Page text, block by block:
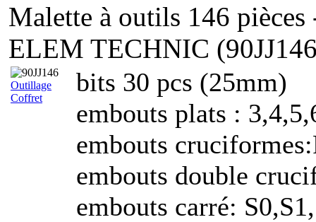
Malette à outils 146 pièces
ELEM TECHNIC
Outillage
Coffret
bits 30 pcs (25mm)
embouts plats :
embouts
embouts double
embouts carré: